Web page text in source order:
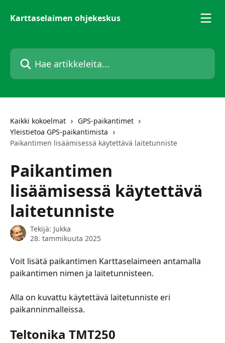
Karttaselaimen ohjekeskus
Hae artikkeleita...
Kaikki kokoelmat
GPS-paikantimet
Yleistietoa GPS-paikantimista
Paikantimen lisäämisessä käytettävä laitetunniste
Paikantimen
lisäämisessä käytettävä
laitetunniste
Tekijä: Jukka
28. tammikuuta 2025
Voit lisätä paikantimen Karttaselaimeen antamalla
paikantimen nimen ja laitetunnisteen.
Alla on kuvattu käytettävä laitetunniste eri
paikanninmalleissa.
Teltonika TMT250